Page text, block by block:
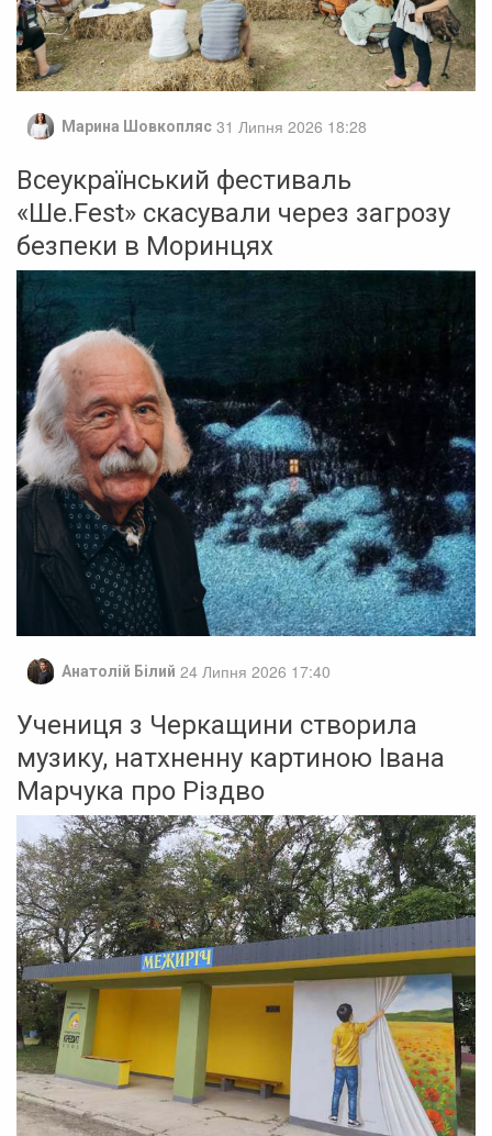
Марина Шовкопляс 31 Липня 2026 18:28
Всеукраїнський фестиваль
«Ше.Fest» скасували через загрозу
безпеки в Моринцях
Анатолій Білий 24 Липня 2026 17:40
Учениця з Черкащини створила
музику, натхненну картиною Івана
Марчука про Різдво